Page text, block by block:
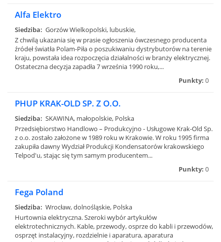
Alfa Elektro
Siedziba: Gorzów Wielkopolski, lubuskie,
Z chwilą ukazania się w prasie ogłoszenia ówczesnego producenta
źródeł światła Polam-Piła o poszukiwaniu dystrybutorów na terenie
kraju, powstała idea rozpoczęcia działalności w branży elektrycznej.
Ostateczna decyzja zapadła 7 września 1990 roku,...
Punkty: 0
PHUP KRAK-OLD SP. Z O.O.
Siedziba: SKAWINA, małopolskie, Polska
Przedsiębiorstwo Handlowo – Produkcyjno - Usługowe Krak-Old Sp.
z o.o. zostało założone w 1989 roku w Krakowie. W roku 1995 firma
zakupiła dawny Wydział Produkcji Kondensatorów krakowskiego
Telpod'u, stając się tym samym producentem...
Punkty: 0
Fega Poland
Siedziba: Wrocław, dolnośląskie, Polska
Hurtownia elektryczna. Szeroki wybór artykułów
elektrotechnicznych. Kable, przewody, osprze do kabli i przewodów,
osprzęt instalacyjny, rozdzielnie i aparatura, aparatura